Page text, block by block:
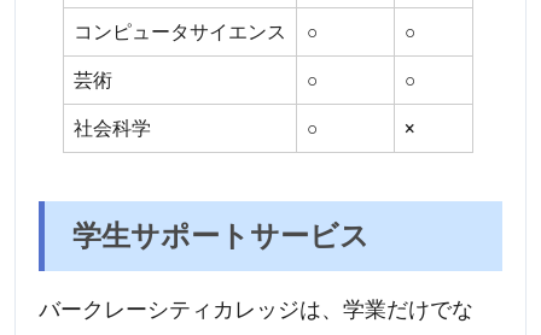
コンピュータサイエンス ○ ○
芸術 ○ ○
社会科学 ○ ×
学生サポートサービス
バークレーシティカレッジは、学業だけでな